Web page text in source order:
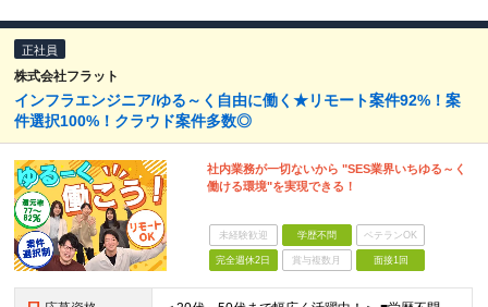
正社員
株式会社フラット
インフラエンジニア/ゆる～く自由に働く★リモート案件92%！案
件選択100%！クラウド案件多数◎
社内業務が一切ないから "SES業界いちゆる～く
働ける環境"を実現できる！
未経験歓迎 学歴不問 ベテランOK
完全週休2日 賞与複数月 面接1回